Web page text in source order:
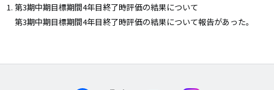
第3期中期目標期間4年目終了時評価の結果について
第3期中期目標期間4年目終了時評価の結果について報告があった。